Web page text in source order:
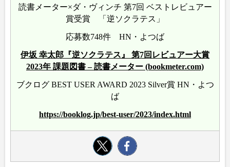
読書メーター×ダ・ヴィンチ 第7回 ベストレビュアー
賞受賞 「逆ソクラテス」
応募数748件 HN・よつば
伊坂 幸太郎『逆ソクラテス』 第7回レビュアー大賞
2023年 課題図書 – 読書メーター (bookmeter.com)
ブクログ BEST USER AWARD 2023 Silver賞 HN・よつ
ば
https://booklog.jp/best-user/2023/index.html